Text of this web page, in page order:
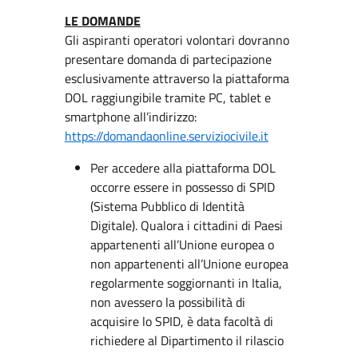
LE DOMANDE
Gli aspiranti operatori volontari dovranno
presentare domanda di partecipazione
esclusivamente attraverso la piattaforma
DOL raggiungibile tramite PC, tablet e
smartphone all’indirizzo:
https://domandaonline.serviziocivile.it
Per accedere alla piattaforma DOL
occorre essere in possesso di SPID
(Sistema Pubblico di Identità
Digitale). Qualora i cittadini di Paesi
appartenenti all’Unione europea o
non appartenenti all’Unione europea
regolarmente soggiornanti in Italia,
non avessero la possibilità di
acquisire lo SPID, è data facoltà di
richiedere al Dipartimento il rilascio